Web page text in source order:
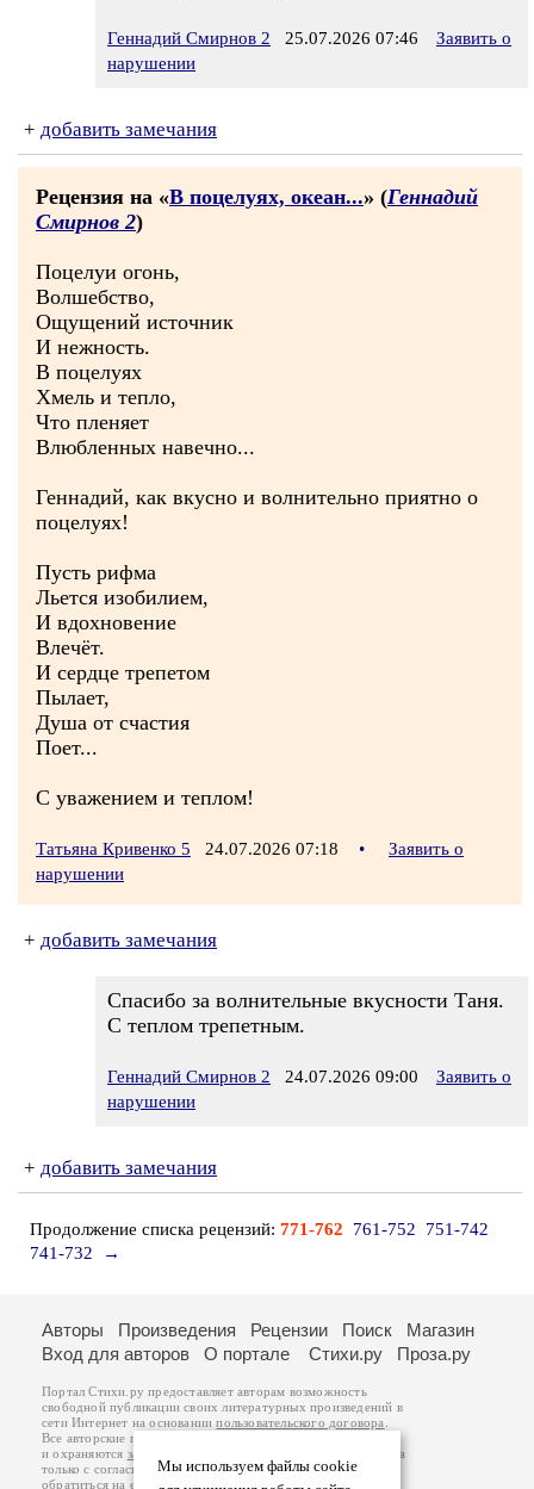
Геннадий Смирнов 2 25.07.2026 07:46
Заявить о
нарушении
+ добавить замечания
Рецензия на «В поцелуях, океан...» (Геннадий
Смирнов 2)
Поцелуи огонь,
Волшебство,
Ощущений источник
И нежность.
В поцелуях
Хмель и тепло,
Что пленяет
Влюбленных навечно...
Геннадий, как вкусно и волнительно приятно о
поцелуях!
Пусть рифма
Льется изобилием,
И вдохновение
Влечёт.
И сердце трепетом
Пылает,
Душа от счастия
Поет...
С уважением и теплом!
Татьяна Кривенко 5 24.07.2026 07:18 •
Заявить о
нарушении
+ добавить замечания
Спасибо за волнительные вкусности Таня.
С теплом трепетным.
Геннадий Смирнов 2 24.07.2026 09:00
Заявить о
нарушении
+ добавить замечания
Продолжение списка рецензий: 771-762 761-752
751-742
741-732
→
Мы используем файлы cookie
Авторы Произведения Рецензии Поиск
Магазин
Вход для авторов
О портале Стихи.ру Проза.ру
Портал Стихи.ру предоставляет авторам возможность
свободной публикации своих литературных произведений в
сети Интернет на основаниипользовательского договора
Все авторские права на произведения принадлежат авторам
и охраняются законом
. Перепечатка произведений возможна
только с согласия его автора, к которому вы можете
обратиться на его авторской странице. Ответственность за